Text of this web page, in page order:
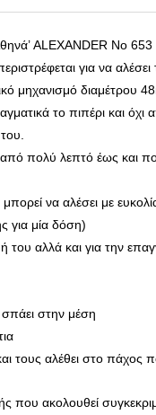
ALEXANDER Νο 653
για να αλέσει
μηχανισμό διαμέτρου
το πιπέρι και
πολύ λεπτό έως και
να αλέσει με
για μία δόση)
του αλλά και για την
στην μέση
τους αλέθει στο πάχος
που ακολουθεί